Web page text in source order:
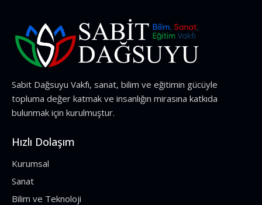
Sabit Dağsuyu Vakfı, sanat, bilim ve eğitimin gücüyle
topluma değer katmak ve insanlığın mirasına katkıda
bulunmak için kurulmuştur.
Hızlı Dolaşım
Kurumsal
Sanat
Bilim ve Teknoloji